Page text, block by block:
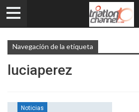
Navegación de la etiqueta
luciaperez
Noticias